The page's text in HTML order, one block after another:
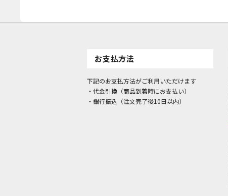
お支払方法
下記のお支払方法がご利用いただけます
・代金引換（商品到着時にお支払い）
・銀行振込（注文完了後10日以内）